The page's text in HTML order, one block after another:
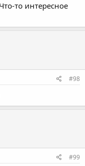
то интересное
#98
#99